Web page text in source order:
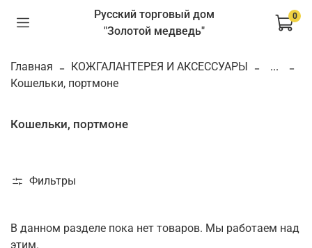
Русский торговый дом
"Золотой медведь"
0
Главная КОЖГАЛАНТЕРЕЯ И АКСЕССУАРЫ
...
Кошельки, портмоне
Кошельки, портмоне
Фильтры
В данном разделе пока нет товаров. Мы работаем над
этим.